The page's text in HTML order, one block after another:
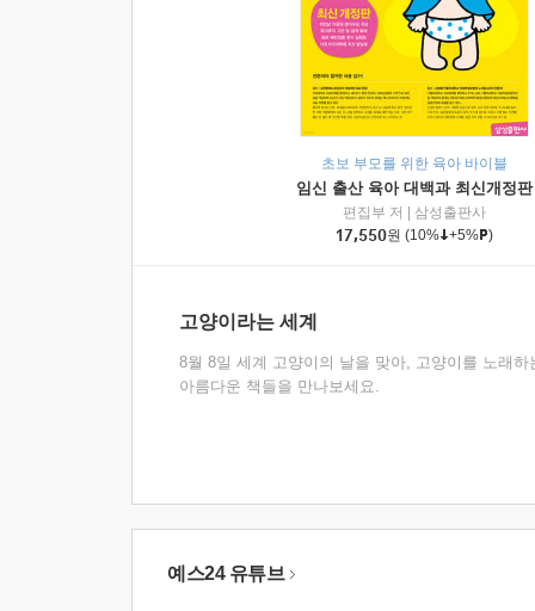
초보 부모를 위한 육아 바이블
임신 출산 육아 대백과 최신개정판
편집부 저
삼성출판사
17,550원 (10% +5% )
고양이라는 세계
8월 8일 세계 고양이의 날을 맞아, 고양이를 노래하
아름다운 책들을 만나보세요.
예스24 유튜브